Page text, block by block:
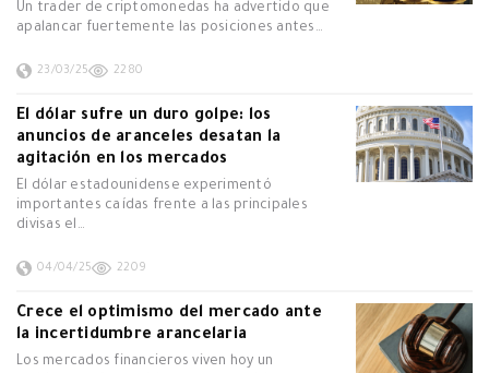
Un trader de criptomonedas ha advertido que
apalancar fuertemente las posiciones antes…
23/03/25 2280
El dólar sufre un duro golpe: los
anuncios de aranceles desatan la
agitación en los mercados
El dólar estadounidense experimentó
importantes caídas frente a las principales
divisas el…
04/04/25 2209
Crece el optimismo del mercado ante
la incertidumbre arancelaria
Los mercados financieros viven hoy un